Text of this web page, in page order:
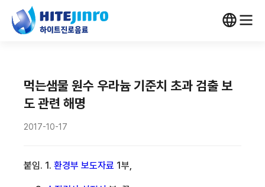
먹는샘물 원수 우라늄 기준치 초과 검출 보
도 관련 해명
2017-10-17
붙임. 1. 환경부 보도자료 1부,